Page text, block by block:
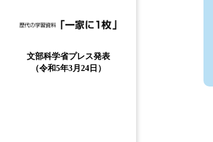
文部科学省プレス発表
（令和5年3月24日）